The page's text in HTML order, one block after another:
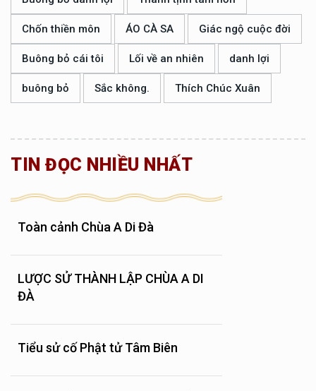
Chốn thiền môn ÁO CÀ SA Giác ngộ cuộc đời
Buông bỏ cái tôi Lối về an nhiên danh lợi
buông bỏ Sắc không. Thích Chúc Xuân
TIN ĐỌC NHIỀU NHẤT
Toàn cảnh Chùa A Di Đà
LƯỢC SỬ THÀNH LẬP CHÙA A DI
ĐÀ
Tiểu sử cố Phật tử Tâm Biên